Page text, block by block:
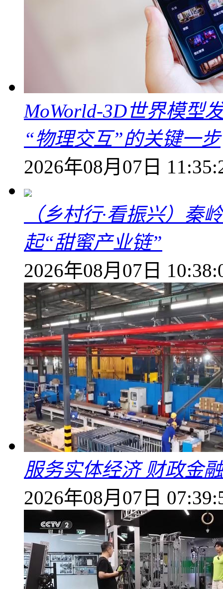
MoWorld-3D世界模型
“物理交互”的关键一步
2026年08月07日
（乡村行·看振兴）秦
起“甜蜜产业链”
2026年08月07日
服务实体经济 财政金
2026年08月07日